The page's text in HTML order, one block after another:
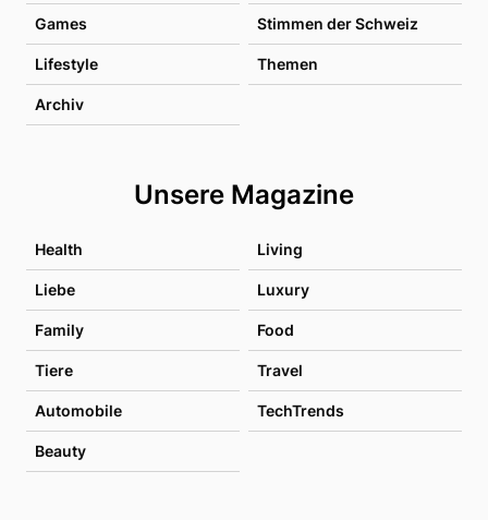
Games Stimmen der Schweiz
Lifestyle Themen
Archiv
Unsere Magazine
Health Living
Liebe Luxury
Family Food
Tiere Travel
Automobile TechTrends
Beauty